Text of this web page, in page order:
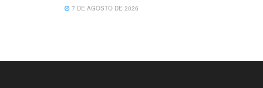
7 DE AGOSTO DE 2026